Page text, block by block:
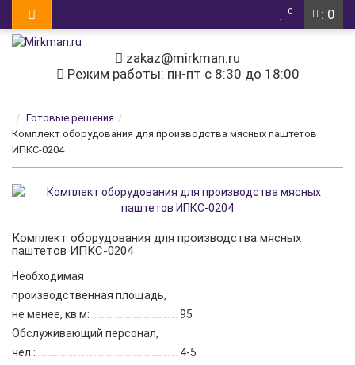
: 0
0
zakaz@mirkman.ru
Режим работы: пн-пт с 8:30 до 18:00
Готовые решения
Комплект оборудования для производства мясных паштетов
ИПКС-0204
Комплект оборудования для производства мясных
паштетов ИПКС-0204
Необходимая
производственная площадь,
не менее, кв.м:
95
Обслуживающий персонал,
чел.:
4-5